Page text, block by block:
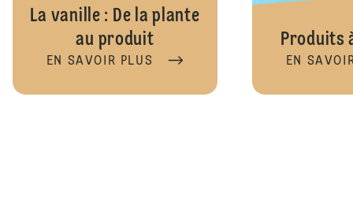
La vanille : De la plante
au produit
EN SAVOIR PLUS
Produits
EN